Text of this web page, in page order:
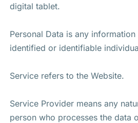
digital tablet.
Personal Data is any
identified or identifiable
Service refers to the Website.
Service Provider means any
person who processes the data